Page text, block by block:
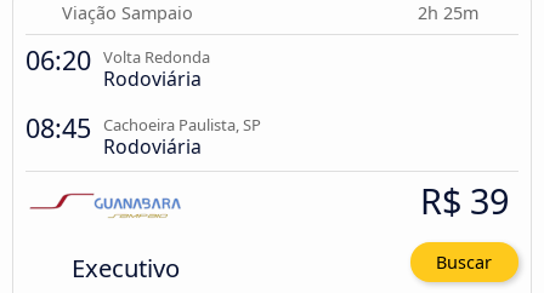
Viação Sampaio 2h 25m
06:20 Volta Redonda
Rodoviária
08:45 Cachoeira Paulista, SP
Rodoviária
Executivo
R$ 39
Buscar